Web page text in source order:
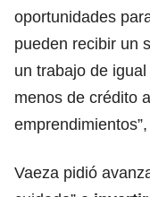
oportunidades
pueden recibir un
un trabajo de
menos de crédito
Vaeza pidió